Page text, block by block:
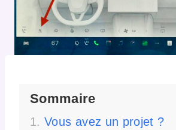
Sommaire
Vous avez un projet ?